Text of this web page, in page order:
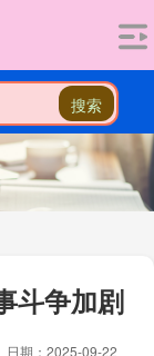
搜索
斗争加剧
日期：2025-09-22